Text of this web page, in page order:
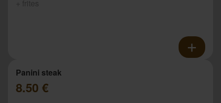
Panini steak
8.50 €